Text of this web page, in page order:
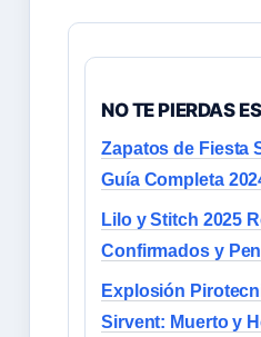
NO TE PIERDAS
Zapatos de Fiesta
Guía Completa
Lilo y Stitch 2025
Confirmados y
Explosión
Sirvent: Muerto y